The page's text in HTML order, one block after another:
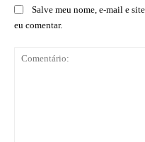
Salve meu nome, e-mail e
eu comentar.